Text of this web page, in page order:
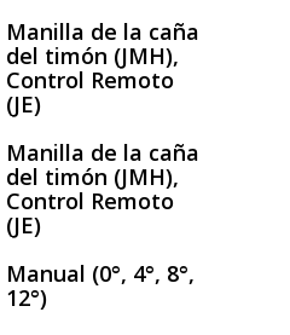
Manilla de la caña
del timón (JMH),
Control Remoto
(JE)
Manilla de la caña
del timón (JMH),
Control Remoto
(JE)
Manual (0°, 4°, 8°,
12°)